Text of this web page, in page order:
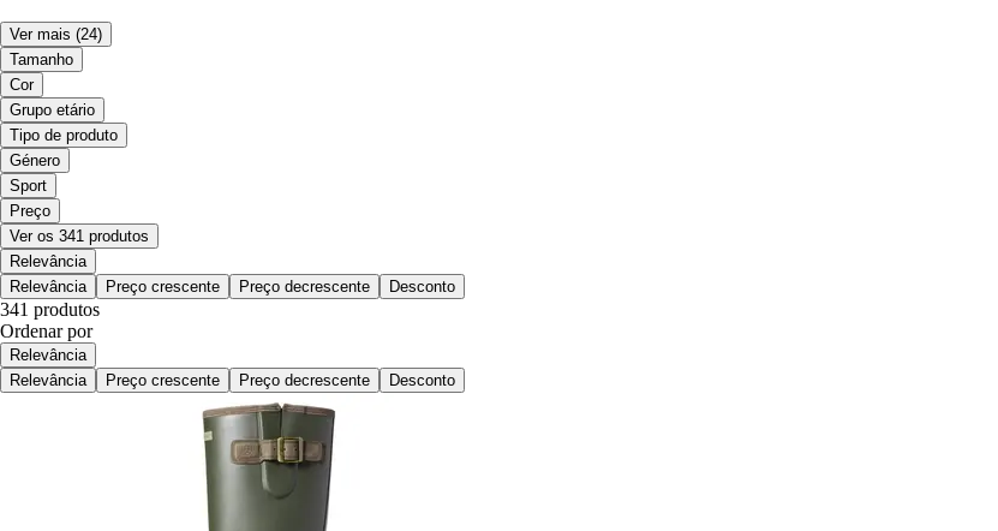
Ver mais (24)
Tamanho
Cor
Grupo etário
Tipo de produto
Género
Sport
Preço
Ver os 341 produtos
Relevância
Relevância
Preço crescente Preço decrescente Desconto
341 produtos
Ordenar por
Relevância
Relevância
Preço crescente Preço decrescente Desconto